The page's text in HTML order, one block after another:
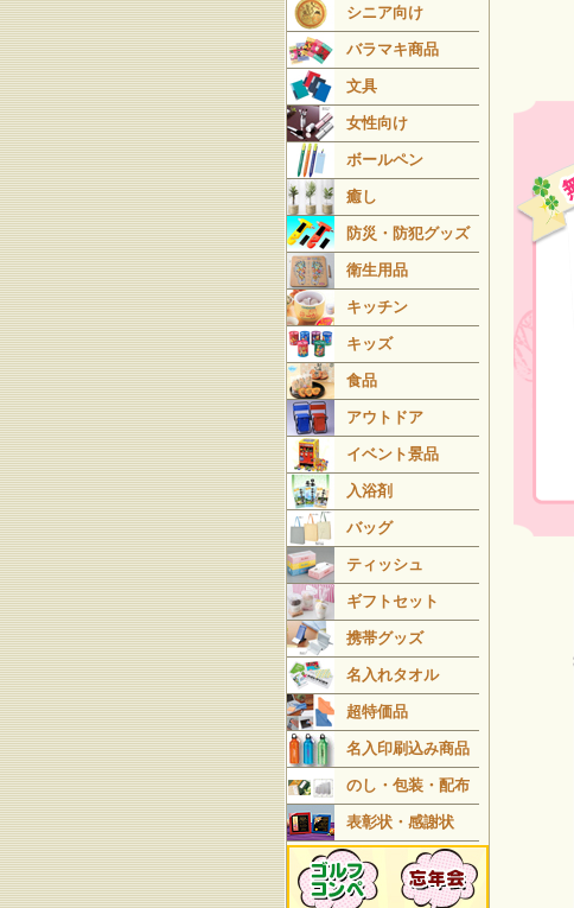
シニア向け
バラマキ商品
文具
女性向け
ボールペン
癒し
防災・防犯グッズ
衛生用品
キッチン
キッズ
食品
アウトドア
イベント景品
入浴剤
バッグ
ティッシュ
ギフトセット
携帯グッズ
名入れタオル
超特価品
名入印刷込み商品
のし・包装・配布
表彰状・感謝状